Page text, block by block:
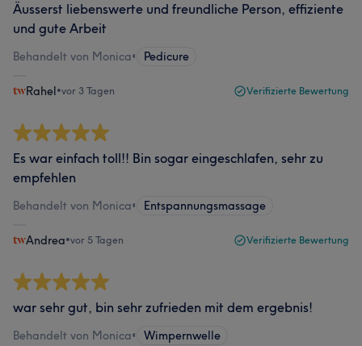
Äusserst liebenswerte und freundliche Person, effiziente
und gute Arbeit
Behandelt von Monica• Pedicure
Rahel•vor 3 Tagen Verifizierte Bewertung
Es war einfach toll!! Bin sogar eingeschlafen, sehr zu
empfehlen
Behandelt von Monica• Entspannungsmassage
Andrea•vor 5 Tagen Verifizierte Bewertung
war sehr gut, bin sehr zufrieden mit dem ergebnis!
Behandelt von Monica• Wimpernwelle